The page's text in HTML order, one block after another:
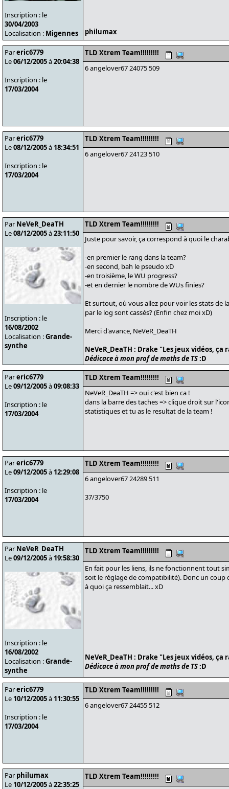
Inscription : le
30/04/2003
Localisation : Migennes philumax
Pareric6779
Le06/12/2005à20:04:38
Inscription : le
17/03/2004
TLD Xtrem Team!!!!!!!!!
6 angelover67 24075 509
Pareric6779
Le08/12/2005à 18:34:51
Inscription : le
17/03/2004
TLD Xtrem Team!!!!!!!!!
6 angelover67 24123 510
Par NeVeR_DeaTH
Le08/12/2005à23:11:50
Inscription : le
16/08/2002
Localisation :Grande-
synthe
TLD Xtrem Team!!!!!!!!!
Juste pour savoir, ça correspond à quoi le
-en premier le rang dans la team?
-en second, bah le pseudo xD
-en troisième, le WU progress?
-et en dernier le nombre de WUs finies?
Et surtout, où vous allez pour voir les stats de
par le log sont cassés? (Enfin chez moi xD)
Merci d'avance, NeVeR_DeaTH
NeVeR_DeaTH : Drake "Les jeux vidéos,
Dédicace à mon prof de maths de TS:D
Pareric6779
Le09/12/2005à09:08:33
Inscription : le
17/03/2004
TLD Xtrem Team!!!!!!!!!
NeVeR_DeaTH => oui c'est bien ca !
dans la barre des taches => clique droit sur
statistiques et tu as le resultat de la team !
Pareric6779
Le09/12/2005à 12:29:08
Inscription : le
17/03/2004
TLD Xtrem Team!!!!!!!!!
6 angelover67 24289 511
37/3750
Par NeVeR_DeaTH
Le09/12/2005à 19:58:30
Inscription : le
16/08/2002
Localisation :Grande-
synthe
TLD Xtrem Team!!!!!!!!!
En fait pour les liens, ils ne fonctionnent tout
soit le réglage de compatibilité). Donc un
à quoi ça ressemblait... xD
NeVeR_DeaTH : Drake "Les jeux vidéos,
Dédicace à mon prof de maths de TS:D
Pareric6779
Le 10/12/2005à 11:30:55
Inscription : le
17/03/2004
TLD Xtrem Team!!!!!!!!!
6 angelover67 24455 512
Par philumax
Le 10/12/2005à22:35:25
TLD Xtrem Team!!!!!!!!!